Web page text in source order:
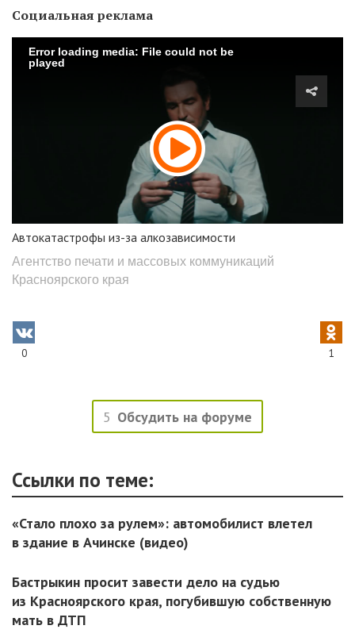
Социальная реклама
Error loading media: File could not be
played
Автокатастрофы из-за алкозависимости
Агентство печати и массовых коммуникаций
Красноярского края
0 1
5 Обсудить на форуме
Ссылки по теме:
«Стало плохо за рулем»: автомобилист влетел
в здание в Ачинске (видео)
Бастрыкин просит завести дело на судью
из Красноярского края, погубившую собственную
мать в ДТП